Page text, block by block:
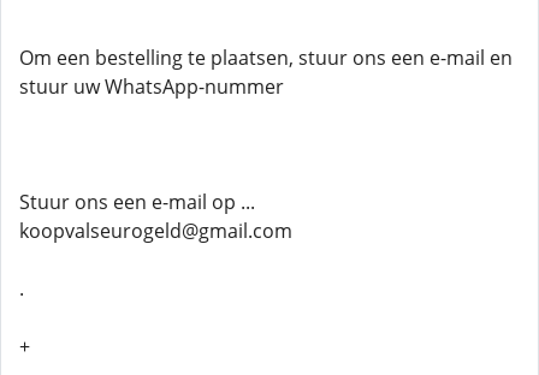
Om een ​​bestelling te plaatsen, stuur ons een e-mail en
stuur uw WhatsApp-nummer
Stuur ons een e-mail op ...
koopvalseurogeld@gmail.com
.
+